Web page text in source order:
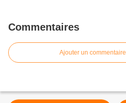
Commentaires
Ajouter un commentaire